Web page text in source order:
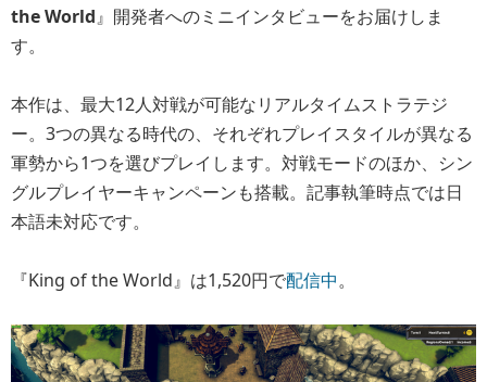
the World』開発者へのミニインタビューをお届けしま
す。
本作は、最大12人対戦が可能なリアルタイムストラテジ
ー。3つの異なる時代の、それぞれプレイスタイルが異なる
軍勢から1つを選びプレイします。対戦モードのほか、シン
グルプレイヤーキャンペーンも搭載。記事執筆時点では日
本語未対応です。
『King of the World』は1,520円で配信中。